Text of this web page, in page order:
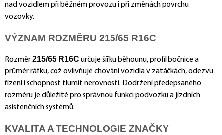
nad vozidlem při běžném provozu i při změnách povrchu
vozovky.
VÝZNAM ROZMĚRU 215/65 R16C
Rozměr215/65 R16C určuje šířku běhounu, profil bočnice a
průměr ráfku, což ovlivňuje chování vozidla v zatáčkách, odezvu
řízení i schopnost tlumit nerovnosti. Dodržení předepsaného
rozměru je důležité pro správnou funkci podvozku a jízdních
asistenčních systémů.
KVALITA A TECHNOLOGIE ZNAČKY